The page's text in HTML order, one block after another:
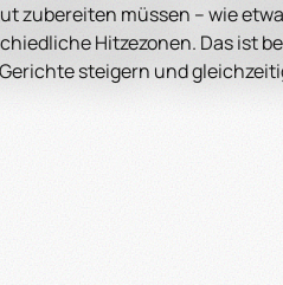
zubereiten müssen – wie
Hitzezonen. Das ist
steigern und